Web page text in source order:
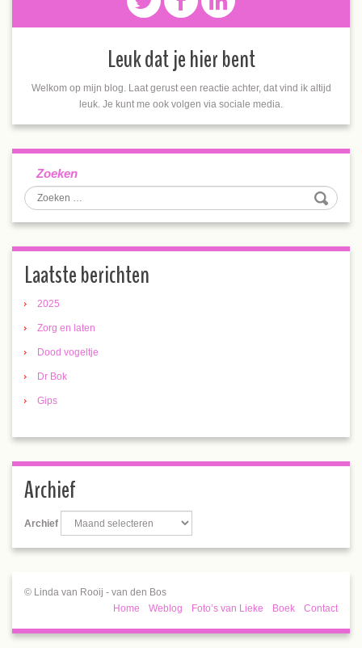
Leuk dat je hier bent
Welkom op mijn blog. Laat gerust een reactie achter, dat vind ik altijd
leuk. Je kunt me ook volgen via sociale media.
Zoeken
Laatste berichten
2025
Zorg en laten
Dood vogeltje
Dr Bok
Gips
Archief
Archief
© Linda van Rooij - van den Bos
Home
Weblog Foto’s van Lieke Boek Contact